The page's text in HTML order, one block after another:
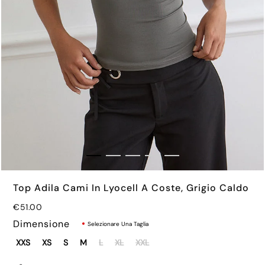
Top Adila Cami In Lyocell A Coste, Grigio Caldo
€51.00
Dimensione Selezionare Una Taglia
XXS XS S M L XL XXL
€70.00
Prezzo normale